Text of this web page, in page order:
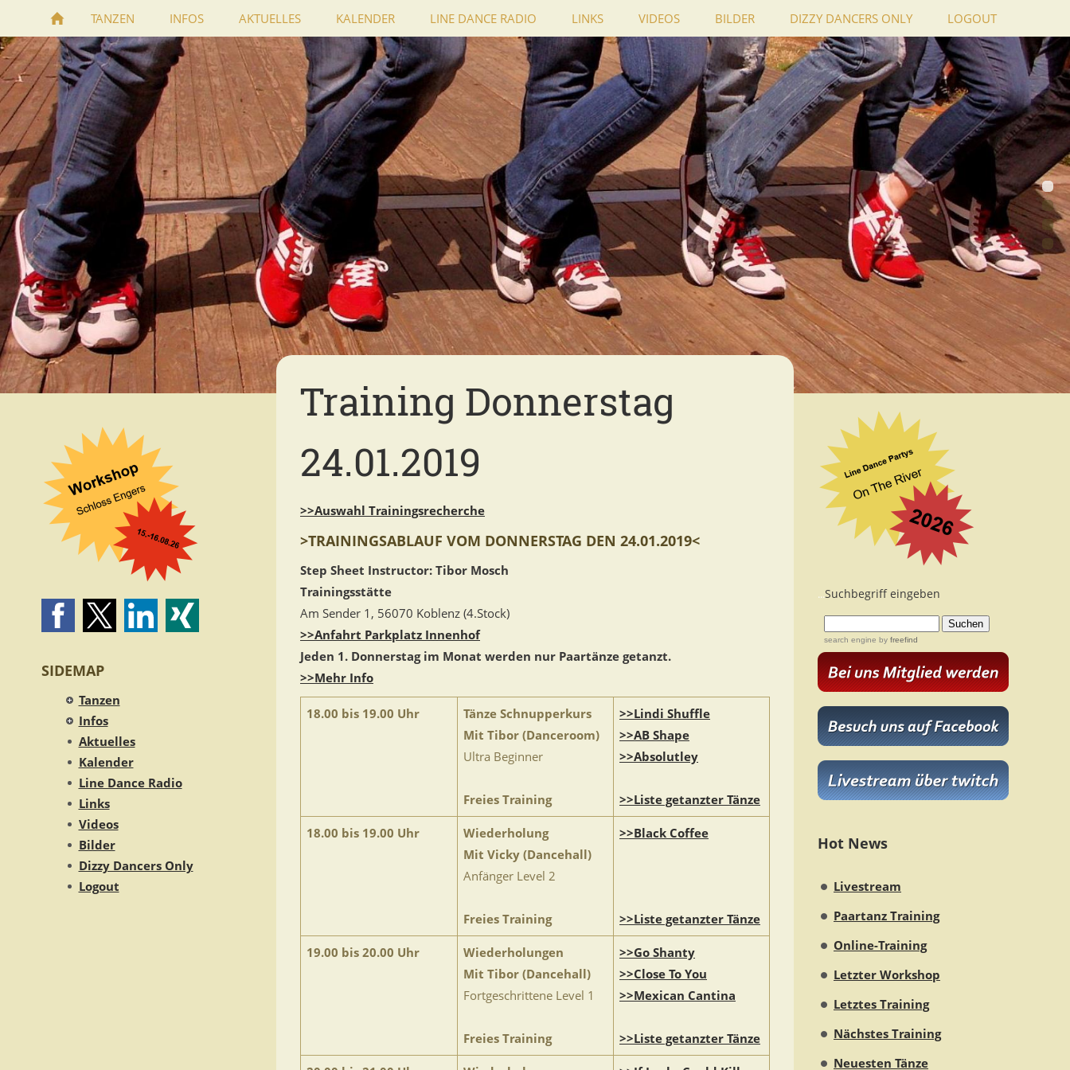
TANZEN INFOS AKTUELLES KALENDER LINE DANCE RADIO LINKS VIDEOS BILDER DIZZY DANCERS ONLY LOGOUT
SIDEMAP
Tanzen
Infos
Aktuelles
Kalender
Line Dance Radio
Links
Videos
Bilder
Dizzy Dancers Only
Logout
Training Donnerstag
24.01.2019
>>Auswahl Trainingsrecherche
>TRAININGSABLAUF VOM DONNERSTAG DEN 24.01.2019<
Step Sheet Instructor: Tibor Mosch
Trainingsstätte
Am Sender 1, 56070 Koblenz (4.Stock)
>>Anfahrt Parkplatz Innenhof
Jeden 1. Donnerstag im Monat werden nur Paartänze getanzt.
>>Mehr Info
18.00 bis 19.00 Uhr
Tänze Schnupperkurs
Mit Tibor (Danceroom)
Ultra Beginner
Freies Training
>>Lindi Shuffle
>>AB Shape
>>Absolutley
>>Liste getanzter Tänze
18.00 bis 19.00 Uhr
Wiederholung
Mit Vicky (Dancehall)
Anfänger Level 2
Freies Training
>>Black Coffee
>>Liste getanzter Tänze
19.00 bis 20.00 Uhr
Wiederholungen
Mit Tibor (Dancehall)
Fortgeschrittene Level 1
Freies Training
>>Go Shanty
>>Close To You
>>Mexican Cantina
>>Liste getanzter Tänze
...Suchbegriff eingeben
search engine by freefind
Hot News
Livestream
Paartanz Training
Online-Training
Letzter Workshop
Letztes Training
Nächstes Training
Neuesten Tänze